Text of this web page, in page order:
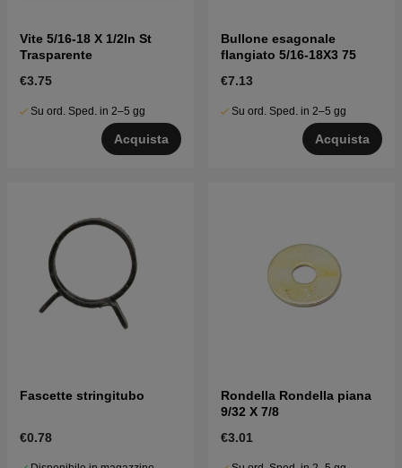
Vite 5/16-18 X 1/2In St
Trasparente
€3.75
Su ord. Sped. in 2–5 gg
Acquista
Bullone esagonale
flangiato 5/16-18X3 75
€7.13
Su ord. Sped. in 2–5 gg
Acquista
Fascette stringitubo
€0.78
Rondella Rondella piana
9/32 X 7/8
€3.01